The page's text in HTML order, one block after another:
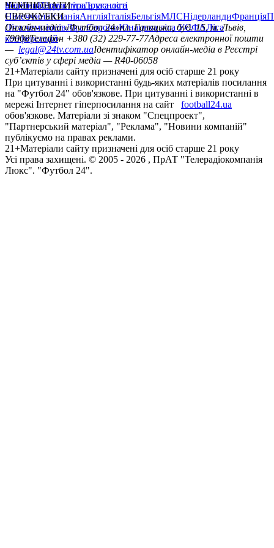
політикаСтруктура власності
УкраїнаПерша лігаДруга ліга
ЧЕМПІОНАТИ
НімеччинаІспаніяАнгліяІталіяБельгіяМЛСНідерландиФранція
ЄВРОКУБКИ
Ліга чемпіонівЛіга ЄвропиЮнацька ліга УЄФАЛіга
конференцій
Онлайн-медіа «Футбол 24»пл. Галицька, буд. 15, м. Львів,
79008Телефон +380 (32) 229-77-77Адреса електронної пошти
— legal@24tv.com.uaІдентифікатор онлайн-медіа в Реєстрі
суб’єктів у сфері медіа — R40-06058
21+Матеріали сайту призначені для осіб старше 21 року
При цитуванні і використанні будь-яких матеріалів посилання
на "Футбол 24" обов'язкове. При цитуванні і використанні в
мережі Інтернет гіперпосилання на сайт
football24.ua
обов'язкове. Матеріали зі знаком "Спецпроект",
"Партнерський матеріал", "Реклама", "Новини компаній"
публікуємо на правах реклами.
21+Матеріали сайту призначені для осіб старше 21 року
Усi права захищенi. © 2005 - 2026 , ПрАТ "Телерадіокомпанія
Люкс". "Футбол 24".